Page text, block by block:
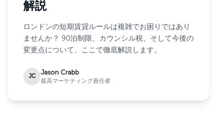
解説
ロンドンの短期賃貸ルールは複雑でお困りではあり
ませんか？ 90泊制限、カウンシル税、そして今後の
変更点について、ここで徹底解説します。
JC
Jason Crabb
最高マーケティング責任者